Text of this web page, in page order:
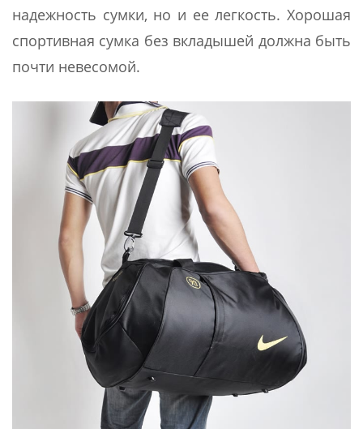
надежность сумки, но и ее легкость. Хорошая
спортивная сумка без вкладышей должна быть
почти невесомой.